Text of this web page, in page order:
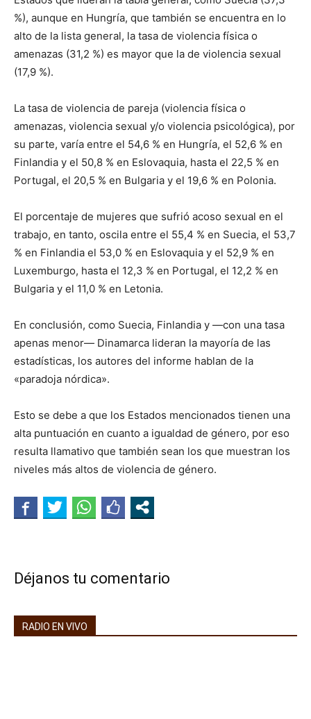
%), aunque en Hungría, que también se encuentra en lo
alto de la lista general, la tasa de violencia física o
amenazas (31,2 %) es mayor que la de violencia sexual
(17,9 %).
La tasa de violencia de pareja (violencia física o
amenazas, violencia sexual y/o violencia psicológica), por
su parte, varía entre el 54,6 % en Hungría, el 52,6 % en
Finlandia y el 50,8 % en Eslovaquia, hasta el 22,5 % en
Portugal, el 20,5 % en Bulgaria y el 19,6 % en Polonia.
El porcentaje de mujeres que sufrió acoso sexual en el
trabajo, en tanto, oscila entre el 55,4 % en Suecia, el 53,7
% en Finlandia el 53,0 % en Eslovaquia y el 52,9 % en
Luxemburgo, hasta el 12,3 % en Portugal, el 12,2 % en
Bulgaria y el 11,0 % en Letonia.
En conclusión, como Suecia, Finlandia y —con una tasa
apenas menor— Dinamarca lideran la mayoría de las
estadísticas, los autores del informe hablan de la
«paradoja nórdica».
Esto se debe a que los Estados mencionados tienen una
alta puntuación en cuanto a igualdad de género, por eso
resulta llamativo que también sean los que muestran los
niveles más altos de violencia de género.
Déjanos tu comentario
RADIO EN VIVO